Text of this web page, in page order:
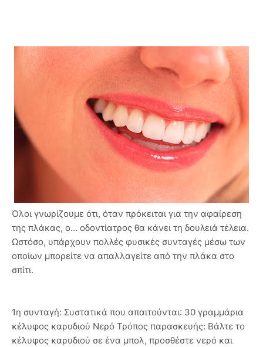
Όλοι γνωρίζουμε ότι, όταν πρόκειται για την αφαίρεση
της πλάκας, ο... οδοντίατρος θα κάνει τη δουλειά τέλεια.
Ωστόσο, υπάρχουν πολλές φυσικές συνταγές μέσω των
οποίων μπορείτε να απαλλαγείτε από την πλάκα στο
σπίτι.
1η συνταγή: Συστατικά που απαιτούνται: 30 γραμμάρια
κέλυφος καρυδιού Νερό Τρόπος παρασκευής: Βάλτε το
κέλυφος καρυδιού σε ένα μπολ, προσθέστε νερό και